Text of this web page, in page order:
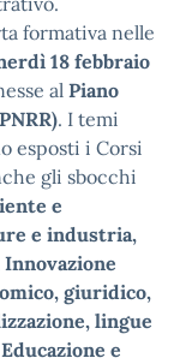
formativa nelle
18 febbraio
al Piano
. I temi
esposti i Corsi
gli sbocchi
e
e industria,
giuridico,
lingue
Educazione e